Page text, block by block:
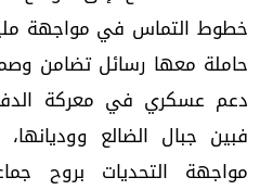
خطوط التماس في مواجهة
حاملة معها رسائل تضامن
دعم عسكري في معركة
فبين جبال الضالع
مواجهة التحديات بروح